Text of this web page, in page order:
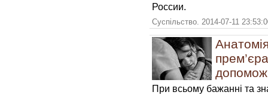
России.
Суспільство. 2014-07-11
При всьому бажанні та